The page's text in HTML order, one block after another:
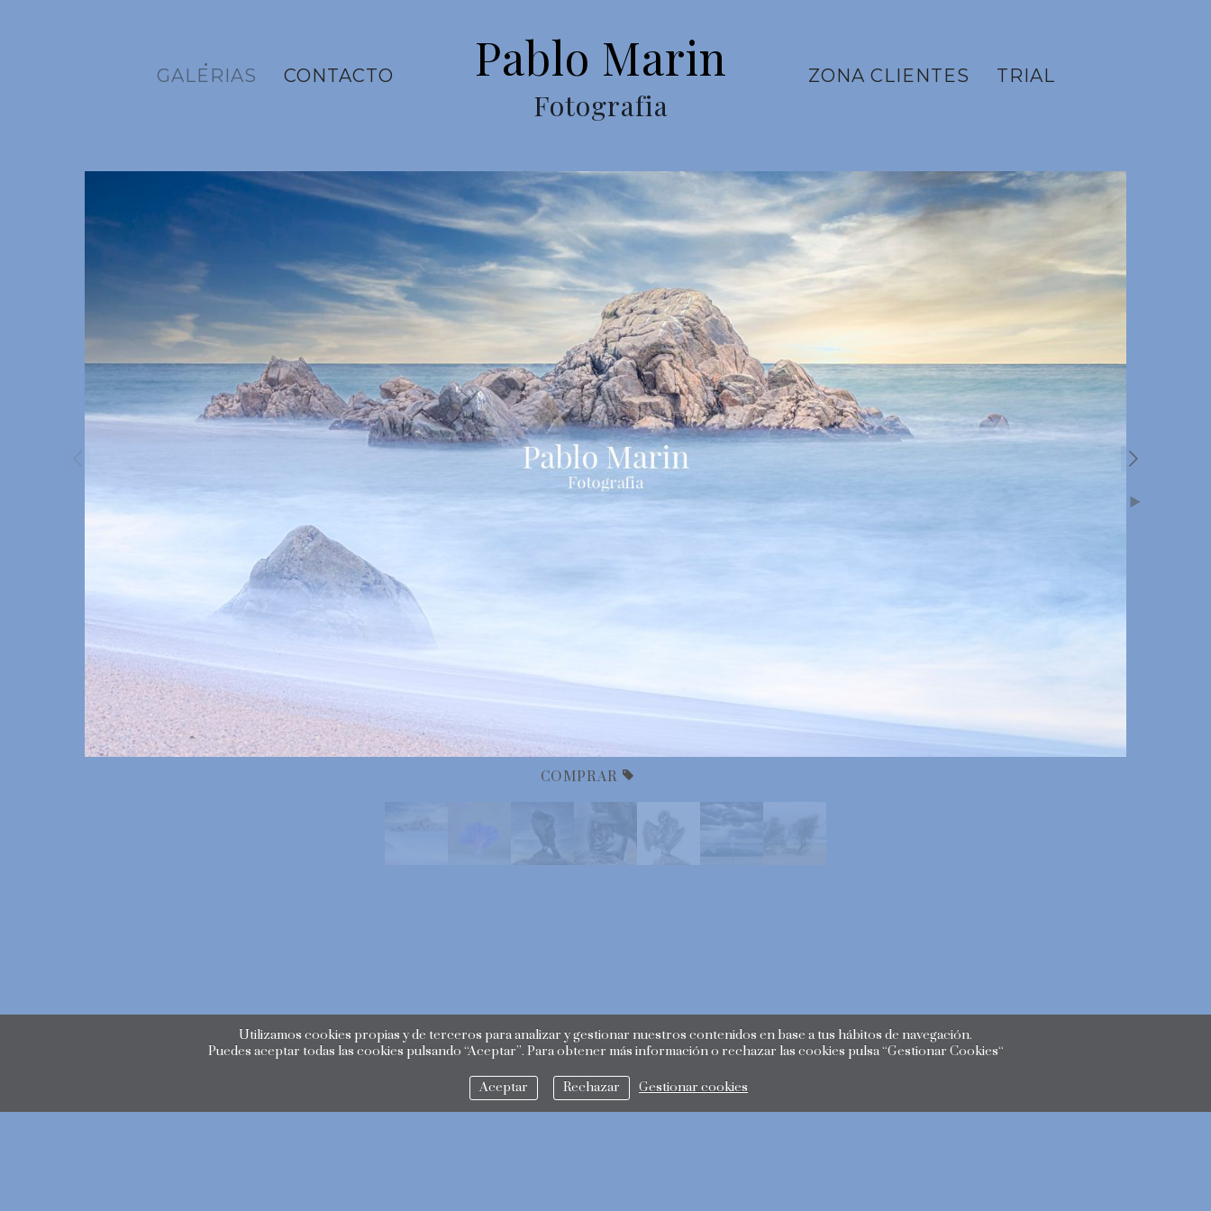
GALERIAS CONTACTO Pablo Marin
Fotografia
ZONA CLIENTES TRIAL
COMPRAR
Utilizamos cookies propias y de terceros para analizar y gestionar nuestros contenidos en base a tus hábitos de navegación.
Puedes aceptar todas las cookies pulsando “Aceptar”. Para obtener más información o rechazar las cookies pulsa “Gestionar Cookies“
Aceptar Rechazar Gestionar cookies